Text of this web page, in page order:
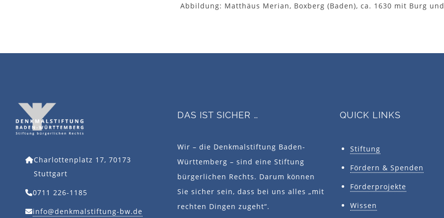
Abbildung: Matthäus Merian, Boxberg (Baden), ca. 1630 mit Burg
Charlottenplatz 17, 70173
Stuttgart
0711 226-1185
info@denkmalstiftung-bw.de
DAS IST SICHER …
Wir – die Denkmalstiftung Baden-
Württemberg – sind eine Stiftung
bürgerlichen Rechts. Darum können
Sie sicher sein, dass bei uns alles „mit
rechten Dingen zugeht“.
QUICK LINKS
Stiftung
Fördern & Spenden
Förderprojekte
Wissen